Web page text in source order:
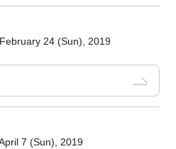
24 (Sun), 2019
7 (Sun), 2019